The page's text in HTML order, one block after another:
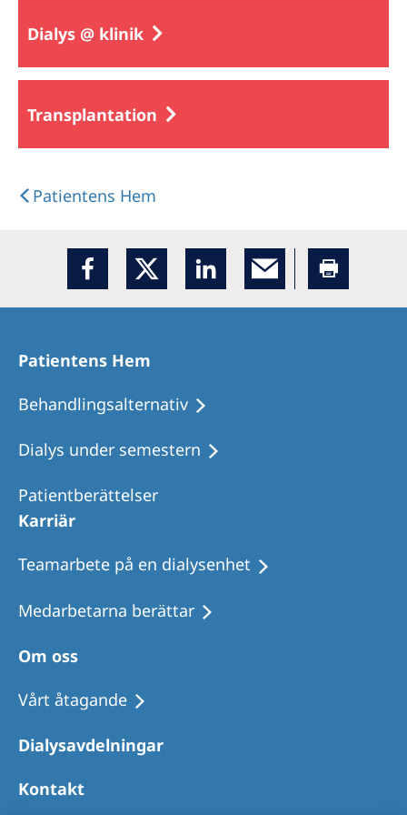
Dialys @ klinik
Transplantation
Patientens Hem
Patientens Hem
Behandlingsalternativ
Dialys under semestern
Patientberättelser
Karriär
Teamarbete på en dialysenhet
Medarbetarna berättar
Om oss
Vårt åtagande
Dialysavdelningar
Kontakt